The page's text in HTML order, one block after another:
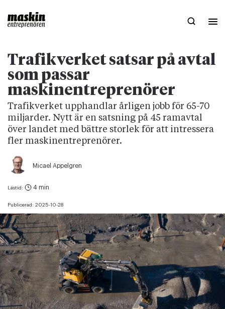
Trafikverket satsar på avtal
som passar
maskinentreprenörer
Trafikverket upphandlar årligen jobb för 65-70
miljarder. Nytt är en satsning på 45 ramavtal
över landet med bättre storlek för att intressera
fler maskinentreprenörer.
Micael Appelgren
Publicerad: 2025-10-28
Lästid: 4 min